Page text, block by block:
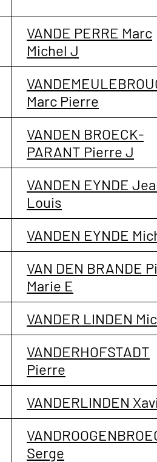
VANDE PERRE Marc
Michel J
Marc Pierre
VANDEN BROECK-
PARANT Pierre J
VANDEN EYNDE
Louis
VANDEN EYNDE
VAN DEN BRANDE
Marie E
VANDER LINDEN
VANDERHOFSTADT
Pierre
VANDERLINDEN
Serge